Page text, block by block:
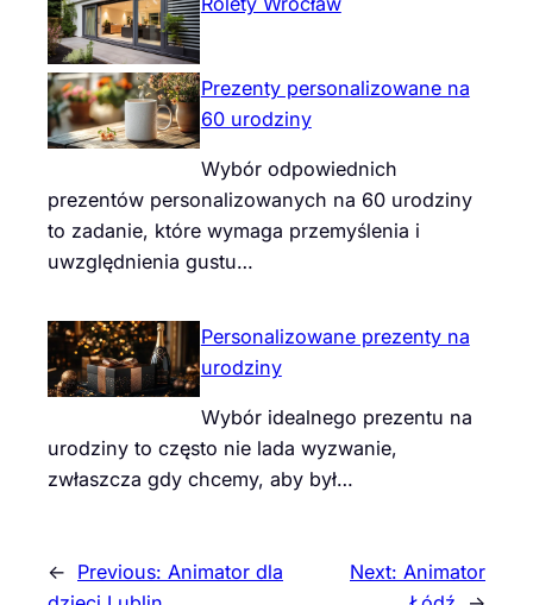
Prezenty personalizowane na
60 urodziny
Wybór odpowiednich
prezentów personalizowanych na 60 urodziny
to zadanie, które wymaga przemyślenia i
uwzględnienia gustu…
Personalizowane prezenty na
urodziny
Wybór idealnego prezentu na
urodziny to często nie lada wyzwanie,
zwłaszcza gdy chcemy, aby był…
← Previous: Animator dla
Next: Animator